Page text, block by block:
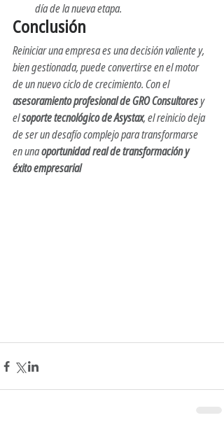
día de la nueva etapa.
Conclusión
Reiniciar una empresa es una decisión valiente y,
bien gestionada, puede convertirse en el motor
de un nuevo ciclo de crecimiento. Con el
asesoramiento profesional de GRO Consultores y
el soporte tecnológico de Asystax, el reinicio deja
de ser un desafío complejo para transformarse
en una oportunidad real de transformación y
éxito empresarial